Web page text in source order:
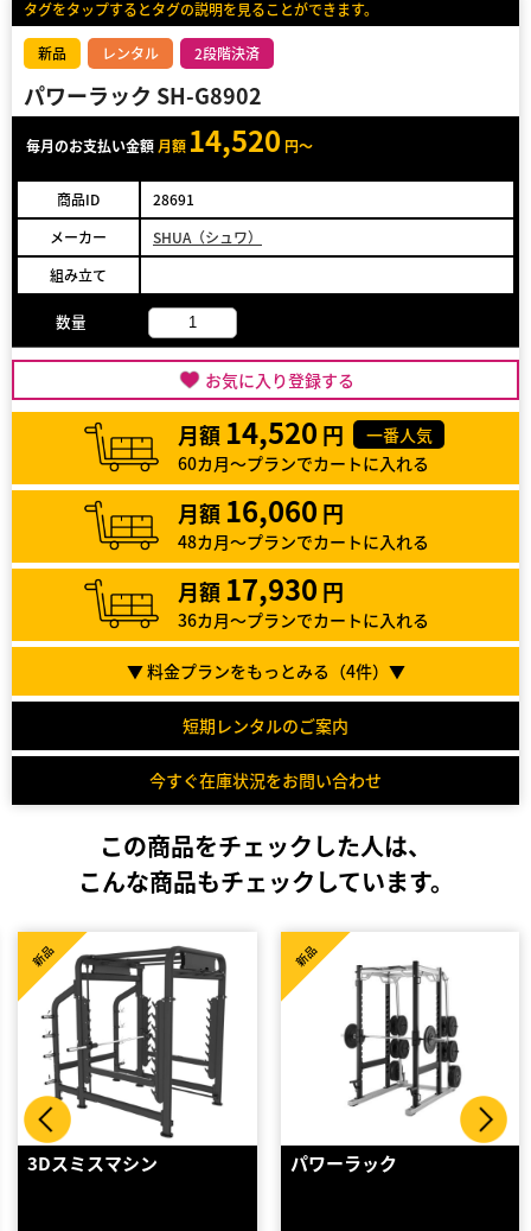
タグをタップするとタグの説明を見ることができます。
新品 レンタル 2段階決済
パワーラック SH-G8902
毎月のお支払い金額 月額 14,520 円～
商品ID
28691
メーカー
SHUA（シュワ）
組み立て
数量
お気に入り登録する
月額 14,520 円
一番人気
60カ月～プランでカートに入れる
月額 16,060 円
48カ月～プランでカートに入れる
月額 17,930 円
36カ月～プランでカートに入れる
▼ 料金プランをもっとみる（4件）▼
短期レンタルのご案内
今すぐ在庫状況をお問い合わせ
この商品をチェックした人は、
こんな商品もチェックしています。
パワーラック
新品
ハーフラック「スポルテッ
新品